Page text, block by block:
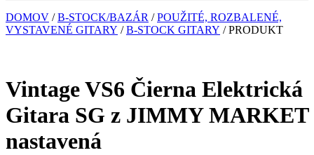
DOMOV /B-STOCK/BAZÁR /POUŽITÉ, ROZBALENÉ,
VYSTAVENÉ GITARY /B-STOCK GITARY / PRODUKT
Vintage VS6 Čierna Elektrická
Gitara SG z JIMMY MARKET
nastavená